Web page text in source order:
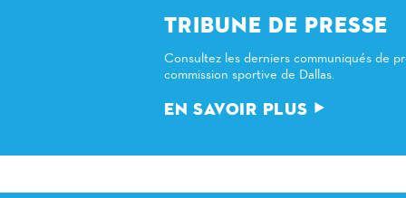
TRIBUNE DE PRESSE
Consultez les derniers communiqués de presse de la
commission sportive de Dallas.
EN SAVOIR PLUS